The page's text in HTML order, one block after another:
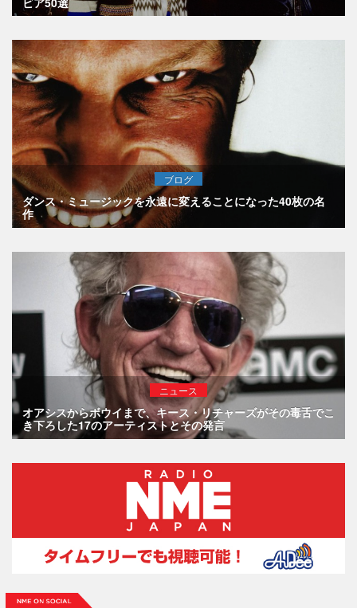
ブログ
ダンス・ミュージックを永遠に変えることになった40枚の名
作
ニュース
オアシスからボウイまで、キース・リチャーズがその毒舌でこ
き下ろした17のアーティストとその発言